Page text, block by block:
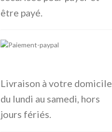
être payé.
Livraison à votre domicile
du lundi au samedi, hors
jours fériés.